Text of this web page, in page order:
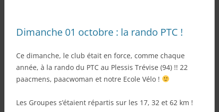
Dimanche 01 octobre : la rando PTC !
Ce dimanche, le club était en force, comme chaque
année, à la rando du PTC au Plessis Trévise (94) !! 22
paacmens, paacwoman et notre Ecole Vélo !
Les Groupes s’étaient répartis sur les 17, 32 et 62 km !